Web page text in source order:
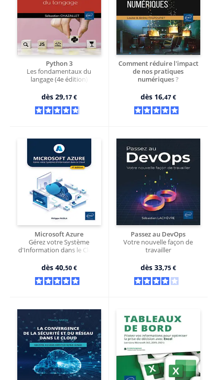
Python 3
Les fondamentaux du
langage (4e édition)
dès 29,17 €
Comment réduire l'impact
de nos pratiques
numériques ?
dès 16,47 €
Microsoft Azure
Gérez votre Système
d'Information dans le Cloud
dès 40,50 €
Passez au DevOps
Votre nouvelle façon de
travailler
dès 33,75 €